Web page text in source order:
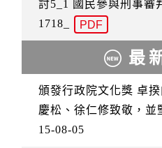
討5_1 國民參與刑事審
1718_
PDF
最
頒發行政院文化獎 卓
慶松、徐仁修致敬，並
15-08-05